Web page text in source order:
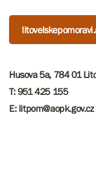
Husova 5a, 784 01
T: 951 425 155
E: litpom@aopk.gov.cz